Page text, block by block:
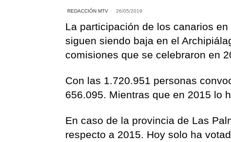
REDACCIÓN MTV 26/05/2019
La participación de los canarios
siguen siendo baja en el
comisiones que se celebraron en
Con las 1.720.951 personas
656.095. Mientras que en 2015 lo
En caso de la provincia de Las
respecto a 2015. Hoy solo ha